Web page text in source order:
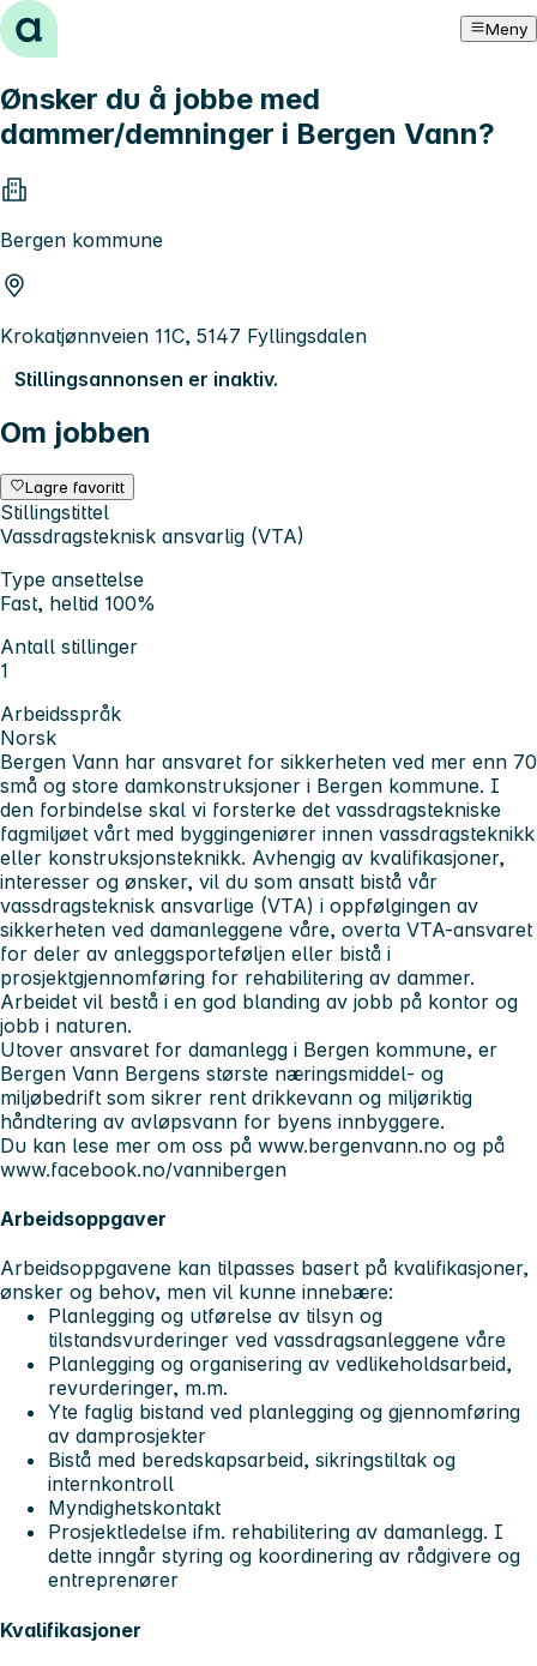
Hopp til innhold Meny
Ønsker du å jobbe med
dammer/demninger i Bergen Vann?
Bergen kommune
Krokatjønnveien 11C, 5147 Fyllingsdalen
Stillingsannonsen er inaktiv.
Om jobben
Lagre favoritt
Stillingstittel
Vassdragsteknisk ansvarlig (VTA)
Type ansettelse
Fast, heltid 100%
Antall stillinger
1
Arbeidsspråk
Norsk
Bergen Vann har ansvaret for sikkerheten ved mer enn 70
små og store damkonstruksjoner i Bergen kommune. I
den forbindelse skal vi forsterke det vassdragstekniske
fagmiljøet vårt med byggingeniører innen vassdragsteknikk
eller konstruksjonsteknikk. Avhengig av kvalifikasjoner,
interesser og ønsker, vil du som ansatt bistå vår
vassdragsteknisk ansvarlige (VTA) i oppfølgingen av
sikkerheten ved damanleggene våre, overta VTA-ansvaret
for deler av anleggsporteføljen eller bistå i
prosjektgjennomføring for rehabilitering av dammer.
Arbeidet vil bestå i en god blanding av jobb på kontor og
jobb i naturen.
Utover ansvaret for damanlegg i Bergen kommune, er
Bergen Vann Bergens største næringsmiddel- og
miljøbedrift som sikrer rent drikkevann og miljøriktig
håndtering av avløpsvann for byens innbyggere.
Du kan lese mer om oss på www.bergenvann.no og på
www.facebook.no/vannibergen
Arbeidsoppgaver
Arbeidsoppgavene kan tilpasses basert på kvalifikasjoner,
ønsker og behov, men vil kunne innebære:
Planlegging og utførelse av tilsyn og
tilstandsvurderinger ved vassdragsanleggene våre
Planlegging og organisering av vedlikeholdsarbeid,
revurderinger, m.m.
Yte faglig bistand ved planlegging og gjennomføring
av damprosjekter
Bistå med beredskapsarbeid, sikringstiltak og
internkontroll
Myndighetskontakt
Prosjektledelse ifm. rehabilitering av damanlegg. I
dette inngår styring og koordinering av rådgivere og
entreprenører
Kvalifikasjoner